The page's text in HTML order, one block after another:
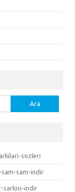
sozleri
sam-indir
sarkisi-indir